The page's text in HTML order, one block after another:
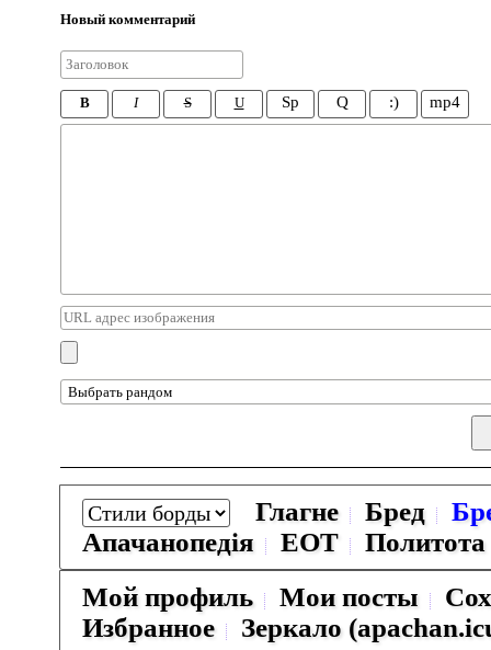
Новый комментарий
B I S U Sp Q :) mp4
Глагне Бред
Апачанопедiя
ЕОТ
Политота
Мой профиль
Мои посты
Избранное
Зеркало